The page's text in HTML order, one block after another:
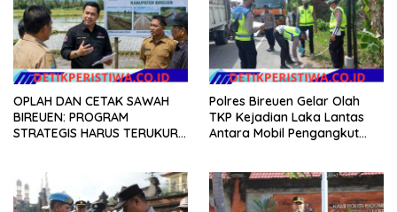
OPLAH DAN CETAK SAWAH
BIREUEN: PROGRAM
STRATEGIS HARUS TERUKUR,
Polres Bireuen Gelar Olah
TKP Kejadian Laka Lantas
Antara Mobil Pengangkut